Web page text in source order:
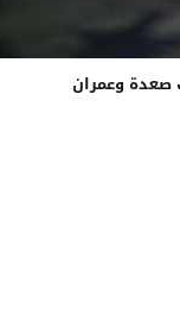
وعمران